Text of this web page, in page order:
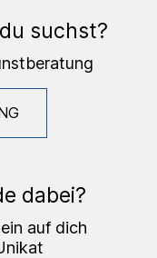
suchst?
dabei?
auf dich